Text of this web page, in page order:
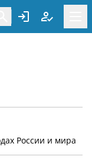
России и мира